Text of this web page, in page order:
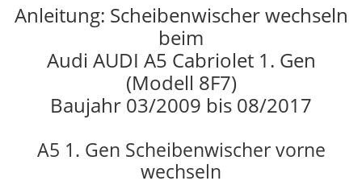
Anleitung: Scheibenwischer wechseln
beim
Audi AUDI A5 Cabriolet 1. Gen
(Modell 8F7)
Baujahr 03/2009 bis 08/2017
A5 1. Gen Scheibenwischer vorne
wechseln